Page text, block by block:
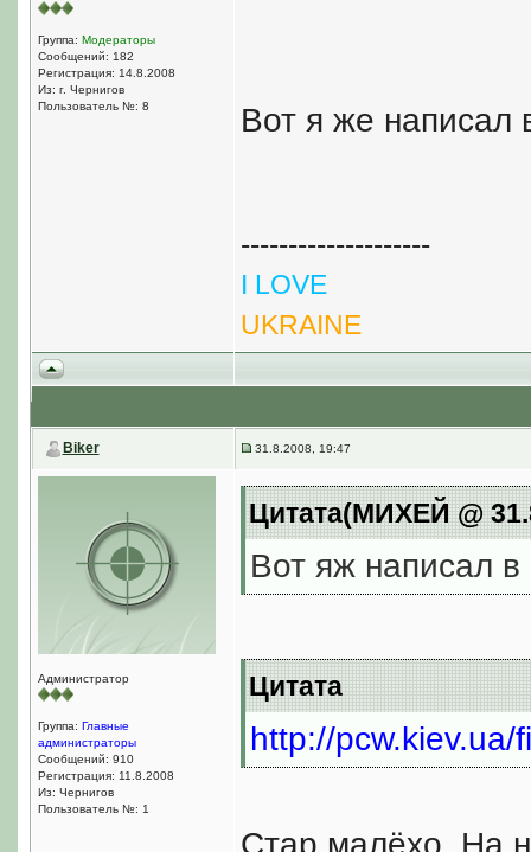
Группа: Модераторы
Сообщений: 182
Регистрация: 14.8.2008
Из: г. Чернигов
Пользователь №: 8
Вот я же написал
--------------------
I LOVE
UKRAINE
Biker 31.8.2008, 19:47
Администратор
Группа: Главные
администраторы
Сообщений: 910
Регистрация: 11.8.2008
Из: Чернигов
Пользователь №: 1
Цитата(МИХЕЙ @
Вот яж написал в
Цитата
http://
Стаp малёхо. На